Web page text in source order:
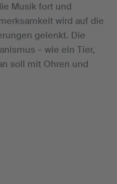
Musik fort und
wird auf die
gelenkt. Die
– wie ein Tier,
soll mit Ohren und